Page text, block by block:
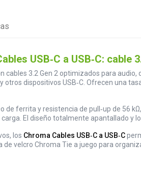
USB‑C a USB‑C:
cables 3.2 Gen 2 optimizados para
otros dispositivos USB‑C. Ofrecen una
de ferrita y resistencia de pull‑up de 56
El diseño totalmente apantallado y
los Chroma Cables USB‑C a USB‑C
de velcro Chroma Tie a juego para